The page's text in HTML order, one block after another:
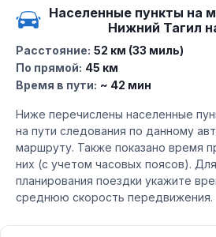
Населенные пункты на
Нижний Тагил
Расстояние: 52 км (33 миль)
По прямой: 45 км
Время в пути: ~ 42 мин
Ниже перечислены населенные
на пути следования по данному
маршруту. Также показано время
них (с учетом часовых поясов).
планирования поездки укажите
среднюю скорость передвижения.